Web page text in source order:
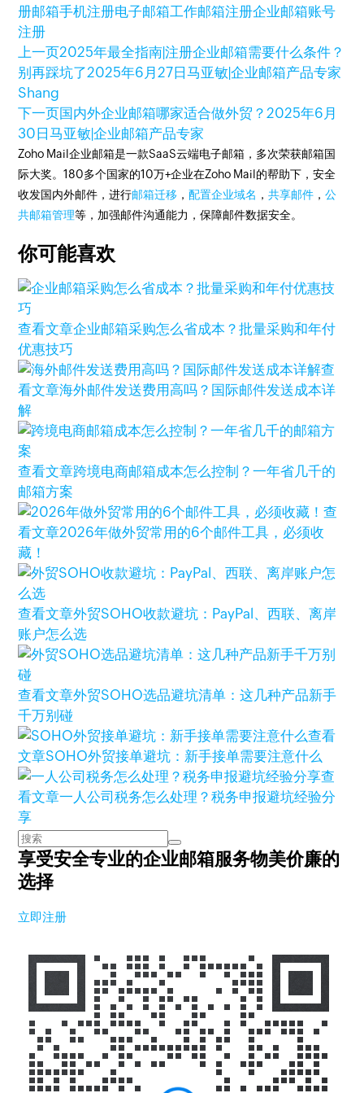
册邮箱手机注册电子邮箱工作邮箱注册企业邮箱账号
注册
上一页2025年最全指南|注册企业邮箱需要什么条件？
别再踩坑了2025年6月27日马亚敏|企业邮箱产品专家
Shang
下一页国内外企业邮箱哪家适合做外贸？2025年6月
30日马亚敏|企业邮箱产品专家
Zoho Mail企业邮箱是一款SaaS云端电子邮箱，多次荣获邮箱国
际大奖。180多个国家的10万+企业在Zoho Mail的帮助下，安全
收发国内外邮件，进行邮箱迁移 ，配置企业域名 ，共享邮件 ，公
共邮箱管理等，加强邮件沟通能力，保障邮件数据安全。
你可能喜欢
查看文章企业邮箱采购怎么省成本？批量采购和年付
优惠技巧
查
看文章海外邮件发送费用高吗？国际邮件发送成本详
解
查看文章跨境电商邮箱成本怎么控制？一年省几千的
邮箱方案
查
看文章2026年做外贸常用的6个邮件工具，必须收
藏！
查看文章外贸SOHO收款避坑：PayPal、西联、离岸
账户怎么选
查看文章外贸SOHO选品避坑清单：这几种产品新手
千万别碰
查看
文章SOHO外贸接单避坑：新手接单需要注意什么
查
看文章一人公司税务怎么处理？税务申报避坑经验分
享
享受安全专业的企业邮箱服务物美价廉的
选择
立即注册